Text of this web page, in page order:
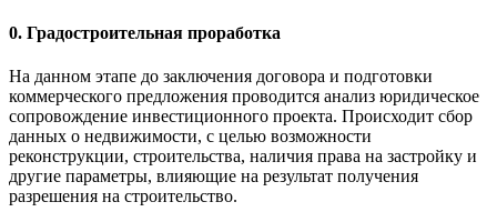
0. Градостроительная проработка
На данном этапе до заключения договора и подготовки
коммерческого предложения проводится анализ юридическое
сопровождение инвестиционного проекта. Происходит сбор
данных о недвижимости, с целью возможности
реконструкции, строительства, наличия права на застройку и
другие параметры, влияющие на результат получения
разрешения на строительство.